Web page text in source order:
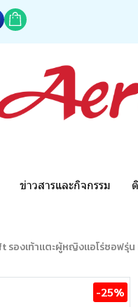
ข่าวสารและกิจกรรม
รองเท้าแตะผู้หญิงแอโร่ซอฟรุ่น
-25%